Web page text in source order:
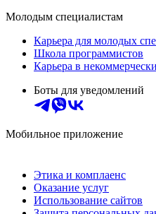
Молодым специалистам
Карьера для молодых
Школа программистов
Карьера в
Боты для уведомлений
Мобильное приложение
Этика и комплаенс
Оказание услуг
Использование сайтов